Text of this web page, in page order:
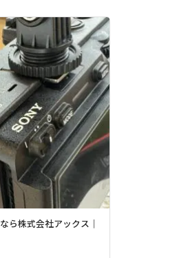
ら株式会社アックス｜